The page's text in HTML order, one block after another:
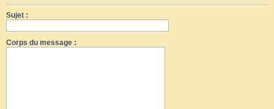
Sujet :
Corps du message :